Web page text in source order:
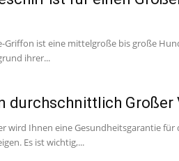
Griffon ist eine mittelgroße bis große
ihrer...
durchschnittlich Großer
wird Ihnen eine Gesundheitsgarantie
Es ist wichtig,...